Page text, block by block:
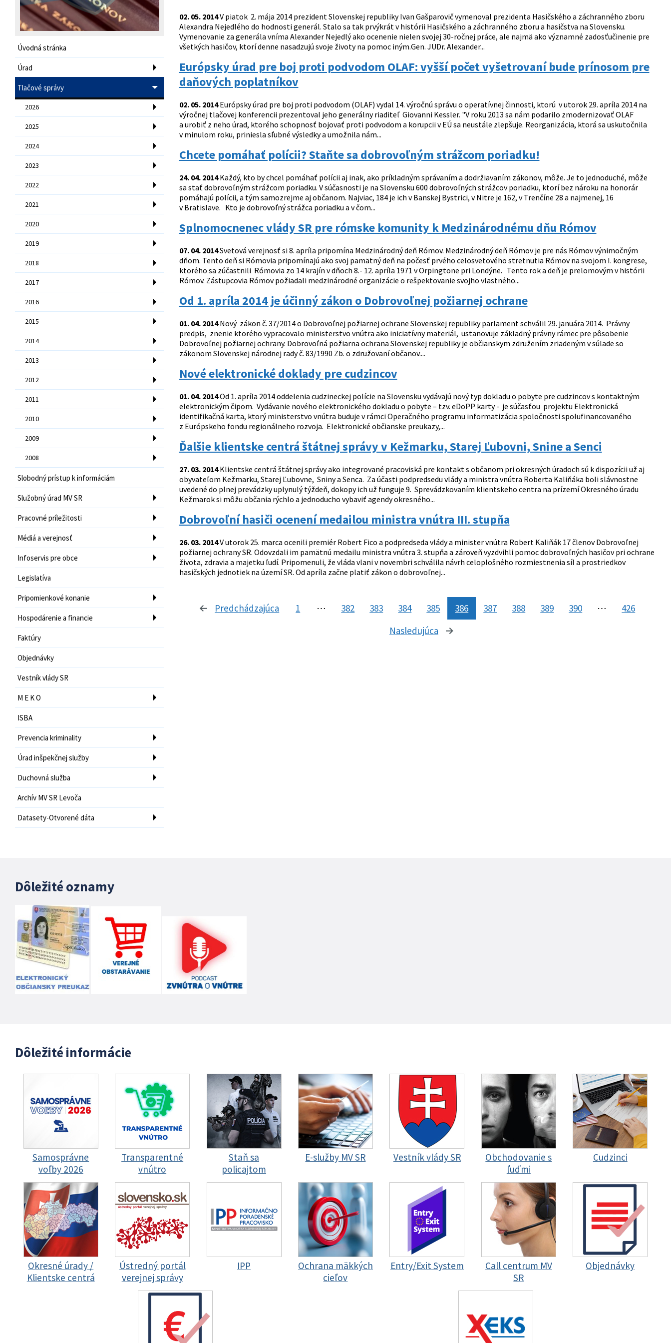
Úvodná stránka
Úrad
Tlačové správy
2026
2025
2024
2023
2022
2021
2020
2019
2018
2017
2016
2015
2014
2013
2012
2011
2010
2009
2008
Slobodný prístup k informáciám
Služobný úrad MV SR
Pracovné príležitosti
Médiá a verejnosť
Infoservis pre obce
Legislatíva
Pripomienkové konanie
Hospodárenie a financie
Faktúry
Objednávky
Vestník vlády SR
M E K O
ISBA
Prevencia kriminality
Úrad inšpekčnej služby
Duchovná služba
Archív MV SR Levoča
Datasety-Otvorené dáta
02. 05. 2014V piatok 2. mája 2014 prezident Slovenskej republiky Ivan Gašparovič vymenoval prezidenta Hasičského a záchranného zboru
Alexandra Nejedlého do hodnosti generál. Stalo sa tak prvýkrát v histórii Hasičského a záchranného zboru a hasičstva na Slovensku.
Vymenovanie za generála vníma Alexander Nejedlý ako ocenenie nielen svojej 30-ročnej práce, ale najmä ako významné zadosťučinenie pre
všetkých hasičov, ktorí denne nasadzujú svoje životy na pomoc iným.Gen. JUDr. Alexander...
Európsky úrad pre boj proti podvodom OLAF: vyšší počet vyšetrovaní bude prínosom pre
daňových poplatníkov
02. 05. 2014Európsky úrad pre boj proti podvodom (OLAF) vydal 14. výročnú správu o operatívnej činnosti, ktorú v utorok 29. apríla 2014 na
výročnej tlačovej konferencii prezentoval jeho generálny riaditeľ Giovanni Kessler. "V roku 2013 sa nám podarilo zmodernizovať OLAF
a urobiť z neho úrad, ktorého schopnosť bojovať proti podvodom a korupcii v EÚ sa neustále zlepšuje. Reorganizácia, ktorá sa uskutočnila
v minulom roku, priniesla sľubné výsledky a umožnila nám...
Chcete pomáhať polícii? Staňte sa dobrovoľným strážcom poriadku!
24. 04. 2014Každý, kto by chcel pomáhať polícii aj inak, ako príkladným správaním a dodržiavaním zákonov, môže. Je to jednoduché, môže
sa stať dobrovoľným strážcom poriadku. V súčasnosti je na Slovensku 600 dobrovoľných strážcov poriadku, ktorí bez nároku na honorár
pomáhajú polícii, a tým samozrejme aj občanom. Najviac, 184 je ich v Banskej Bystrici, v Nitre je 162, v Trenčíne 28 a najmenej, 16
v Bratislave. Kto je dobrovoľný strážca poriadku a v čom...
Splnomocnenec vlády SR pre rómske komunity k Medzinárodnému dňu Rómov
07. 04. 2014Svetová verejnosť si 8. apríla pripomína Medzinárodný deň Rómov. Medzinárodný deň Rómov je pre nás Rómov výnimočným
dňom. Tento deň si Rómovia pripomínajú ako svoj pamätný deň na počesť prvého celosvetového stretnutia Rómov na svojom I. kongrese,
ktorého sa zúčastnili Rómovia zo 14 krajín v dňoch 8.- 12. apríla 1971 v Orpingtone pri Londýne. Tento rok a deň je prelomovým v histórii
Rómov. Zástupcovia Rómov požiadali medzinárodné organizácie o rešpektovanie svojho vlastného...
Od 1. apríla 2014 je účinný zákon o Dobrovoľnej požiarnej ochrane
01. 04. 2014Nový zákon č. 37/2014 o Dobrovoľnej požiarnej ochrane Slovenskej republiky parlament schválil 29. januára 2014. Právny
predpis, znenie ktorého vypracovalo ministerstvo vnútra ako iniciatívny materiál, ustanovuje základný právny rámec pre pôsobenie
Dobrovoľnej požiarnej ochrany. Dobrovoľná požiarna ochrana Slovenskej republiky je občianskym združením zriadeným v súlade so
zákonom Slovenskej národnej rady č. 83/1990 Zb. o združovaní občanov....
Nové elektronické doklady pre cudzincov
01. 04. 2014Od 1. apríla 2014 oddelenia cudzineckej polície na Slovensku vydávajú nový typ dokladu o pobyte pre cudzincov s kontaktným
elektronickým čipom. Vydávanie nového elektronického dokladu o pobyte – tzv. eDoPP karty - je súčasťou projektu Elektronická
identifikačná karta, ktorý ministerstvo vnútra buduje v rámci Operačného programu informatizácia spoločnosti spolufinancovaného
z Európskeho fondu regionálneho rozvoja. Elektronické občianske preukazy,...
Ďalšie klientske centrá štátnej správy v Kežmarku, Starej Ľubovni, Snine a Senci
27. 03. 2014Klientske centrá štátnej správy ako integrované pracoviská pre kontakt s občanom pri okresných úradoch sú k dispozícii už aj
obyvateľom Kežmarku, Starej Ľubovne, Sniny a Senca. Za účasti podpredsedu vlády a ministra vnútra Roberta Kaliňáka boli slávnostne
uvedené do plnej prevádzky uplynulý týždeň, dokopy ich už funguje 9. Sprevádzkovaním klientskeho centra na prízemí Okresného úradu
Kežmarok si môžu občania rýchlo a jednoducho vybaviť agendy okresného...
Dobrovoľní hasiči ocenení medailou ministra vnútra III. stupňa
26. 03. 2014V utorok 25. marca ocenili premiér Robert Fico a podpredseda vlády a minister vnútra Robert Kaliňák 17 členov Dobrovoľnej
požiarnej ochrany SR. Odovzdali im pamätnú medailu ministra vnútra 3. stupňa a zároveň vyzdvihli pomoc dobrovoľných hasičov pri ochrane
života, zdravia a majetku ľudí. Pripomenuli, že vláda vlani v novembri schválila návrh celoplošného rozmiestnenia síl a prostriedkov
hasičských jednotiek na území SR. Od apríla začne platiť zákon o dobrovoľnej...
Predchádzajúca stránka
1 ⋯ 382 383 384 385 386 387 388 389 390 ⋯
426
Nasledujúca
stránka
Dôležité oznamy
Dôležité informácie
Samosprávne
voľby 2026
Transparentné
vnútro
Staň sa
policajtom
E-služby MV SR Vestník vlády SR
Obchodovanie s
ľuďmi
Cudzinci
Okresné úrady /
Klientske centrá
Ústredný portál
verejnej správy
IPP
Ochrana mäkkých
cieľov
Entry/Exit System
Call centrum MV
SR
Objednávky